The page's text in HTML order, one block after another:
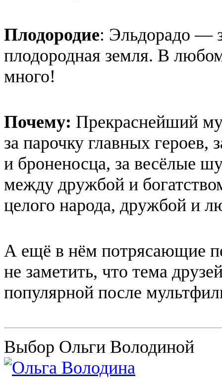
Плодородие: Эльдорадо —
плодородная земля. В
много!
Почему: Прекраснейший
за парочку главных
и броненосца, за весёлые
между дружбой и
целого народа, дружбой и
А ещё в нём потрясающие
не заметить, что тема
популярной после
Выбор Ольги Володиной